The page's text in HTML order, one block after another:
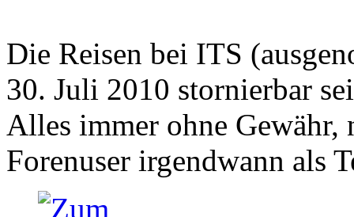
Die Reisen bei ITS
30. Juli 2010 stornierbar
Alles immer ohne Gewähr,
Forenuser irgendwann als